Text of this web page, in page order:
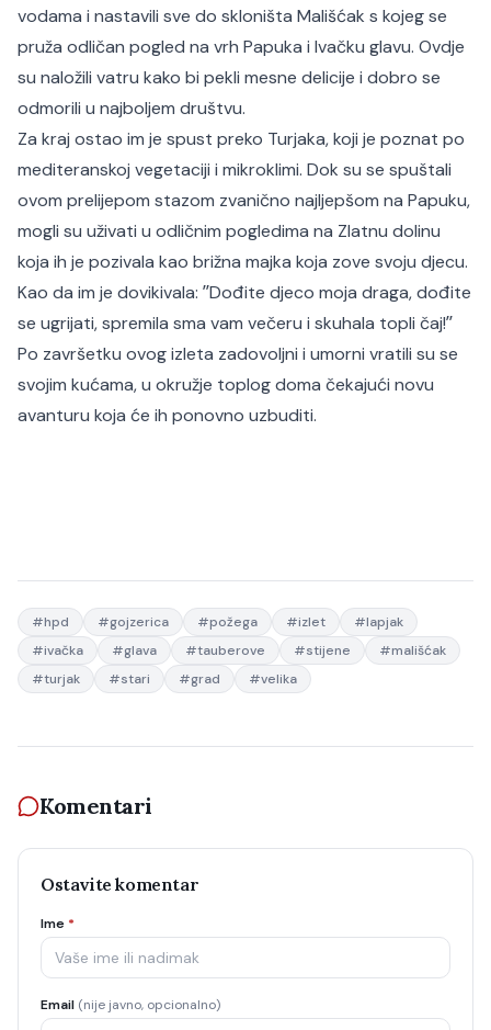
vodama i nastavili sve do skloništa Mališćak s kojeg se
pruža odličan pogled na vrh Papuka i Ivačku glavu. Ovdje
su naložili vatru kako bi pekli mesne delicije i dobro se
odmorili u najboljem društvu.
Za kraj ostao im je spust preko Turjaka, koji je poznat po
mediteranskoj vegetaciji i mikroklimi. Dok su se spuštali
ovom prelijepom stazom zvanično najljepšom na Papuku,
mogli su uživati u odličnim pogledima na Zlatnu dolinu
koja ih je pozivala kao brižna majka koja zove svoju djecu.
Kao da im je dovikivala: ʼʼDođite djeco moja draga, dođite
se ugrijati, spremila sma vam večeru i skuhala topli čaj!ʼʼ
Po završetku ovog izleta zadovoljni i umorni vratili su se
svojim kućama, u okružje toplog doma čekajući novu
avanturu koja će ih ponovno uzbuditi.
#hpd #gojzerica #požega #izlet #lapjak
#ivačka #glava #tauberove #stijene #mališćak
#turjak #stari #grad #velika
Komentari
Ostavite komentar
Ime *
Email (nije javno, opcionalno)